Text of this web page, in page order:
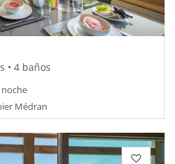
• 4 baños
Médran